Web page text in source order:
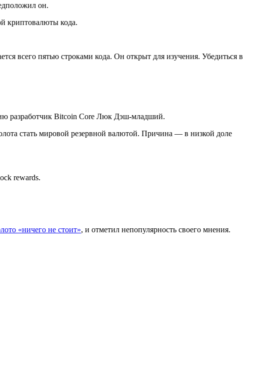
он.
криптовалюты кода.
всего пятью строками кода. Он открыт для изучения. Убедиться в
разработчик Bitcoin Core Люк Дэш-младший.
стать мировой резервной валютой. Причина — в низкой доле
rewards.
«ничего не стоит», и отметил непопулярность своего мнения.